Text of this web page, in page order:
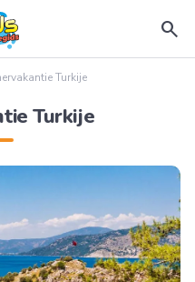
search
Turkije
Turkije